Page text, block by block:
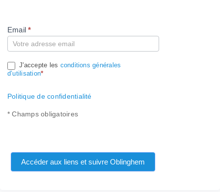
Compte
Email*
J'accepte les conditions générales
d’utilisation*
Politique de confidentialité
* Champs obligatoires
Accéder aux liens et suivre Oblinghem